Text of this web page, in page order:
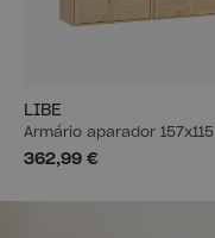
LIBE
Armário aparador 157x115
362,99 €